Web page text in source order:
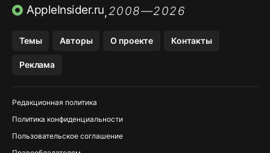
TIKTOK НА IPHONEПРИЛОЖЕНИЯ БЕЗ APP STORE
AppleInsider.ru,2008—2026
Темы Авторы О проекте Контакты
Реклама
Редакционная политика
Политика конфиденциальности
Пользовательское соглашение